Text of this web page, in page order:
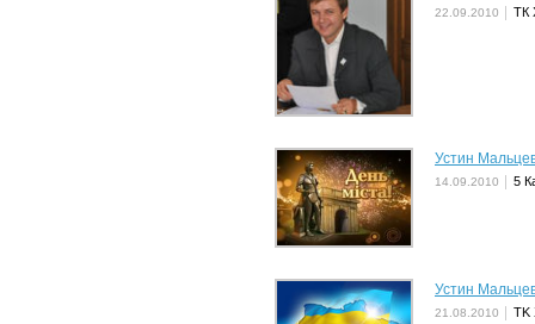
22.09.2010 ТК
Устин
14.09.2010 5
Устин
21.08.2010 TK